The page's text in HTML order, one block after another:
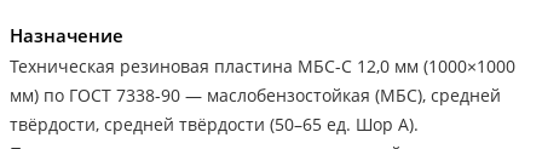
Назначение
Техническая резиновая пластина МБС-С 12,0 мм (1000×1000
мм) по ГОСТ 7338-90 — маслобензостойкая (МБС), средней
твёрдости, средней твёрдости (50–65 ед. Шор А).